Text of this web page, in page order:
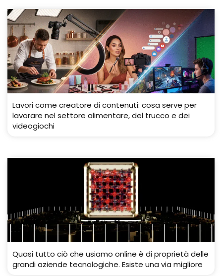
Lavori come creatore di contenuti: cosa serve per
lavorare nel settore alimentare, del trucco e dei
videogiochi
Quasi tutto ciò che usiamo online è di proprietà delle
grandi aziende tecnologiche. Esiste una via migliore